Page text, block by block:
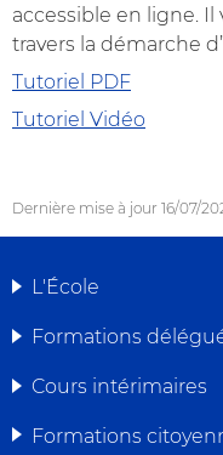
accessible en ligne.
travers la démarche
Tutoriel PDF
Tutoriel Vidéo
Dernière mise à jour 16/07/
MENU
DE
L'École
Formations
Cours intérimaires
Formations